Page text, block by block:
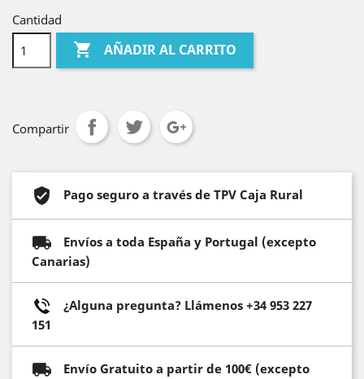
Cantidad
 AÑADIR AL CARRITO
Compartir
Pago seguro a través de TPV Caja Rural
Envíos a toda España y Portugal (excepto
Canarias)
¿Alguna pregunta? Llámenos +34 953 227
151
Envío Gratuito a partir de 100€ (excepto